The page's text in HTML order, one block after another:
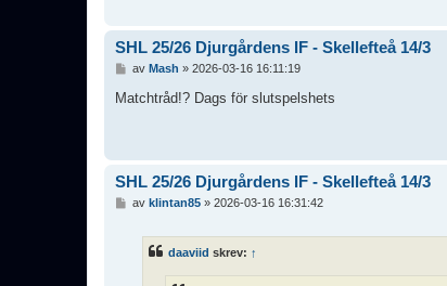
SHL 25/26 Djurgårdens IF - Skellefteå 14/3
l
av Mash » 2026-03-16 16:11:19
Matchtråd!? Dags för slutspelshets
SHL 25/26 Djurgårdens IF - Skellefteå 14/3
av klintan85» 2026-03-16 16:31:42
daaviid skrev: ↑